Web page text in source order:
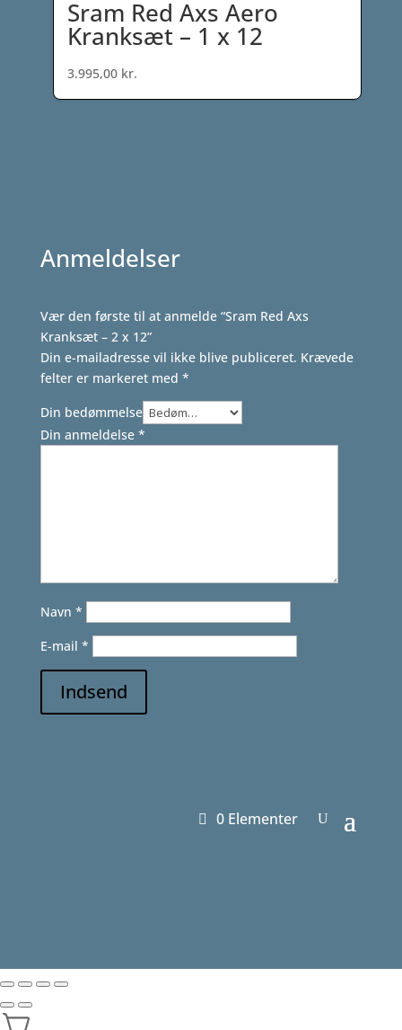
Sram Red Axs Aero
Kranksæt – 1 x 12
3.995,00 kr.
Anmeldelser
Vær den første til at anmelde “Sram Red Axs
Kranksæt – 2 x 12”
Din e-mailadresse vil ikke blive publiceret. Krævede
felter er markeret med *
Din bedømmelse
Din anmeldelse *
Navn *
E-mail *
Indsend
0 Elementer